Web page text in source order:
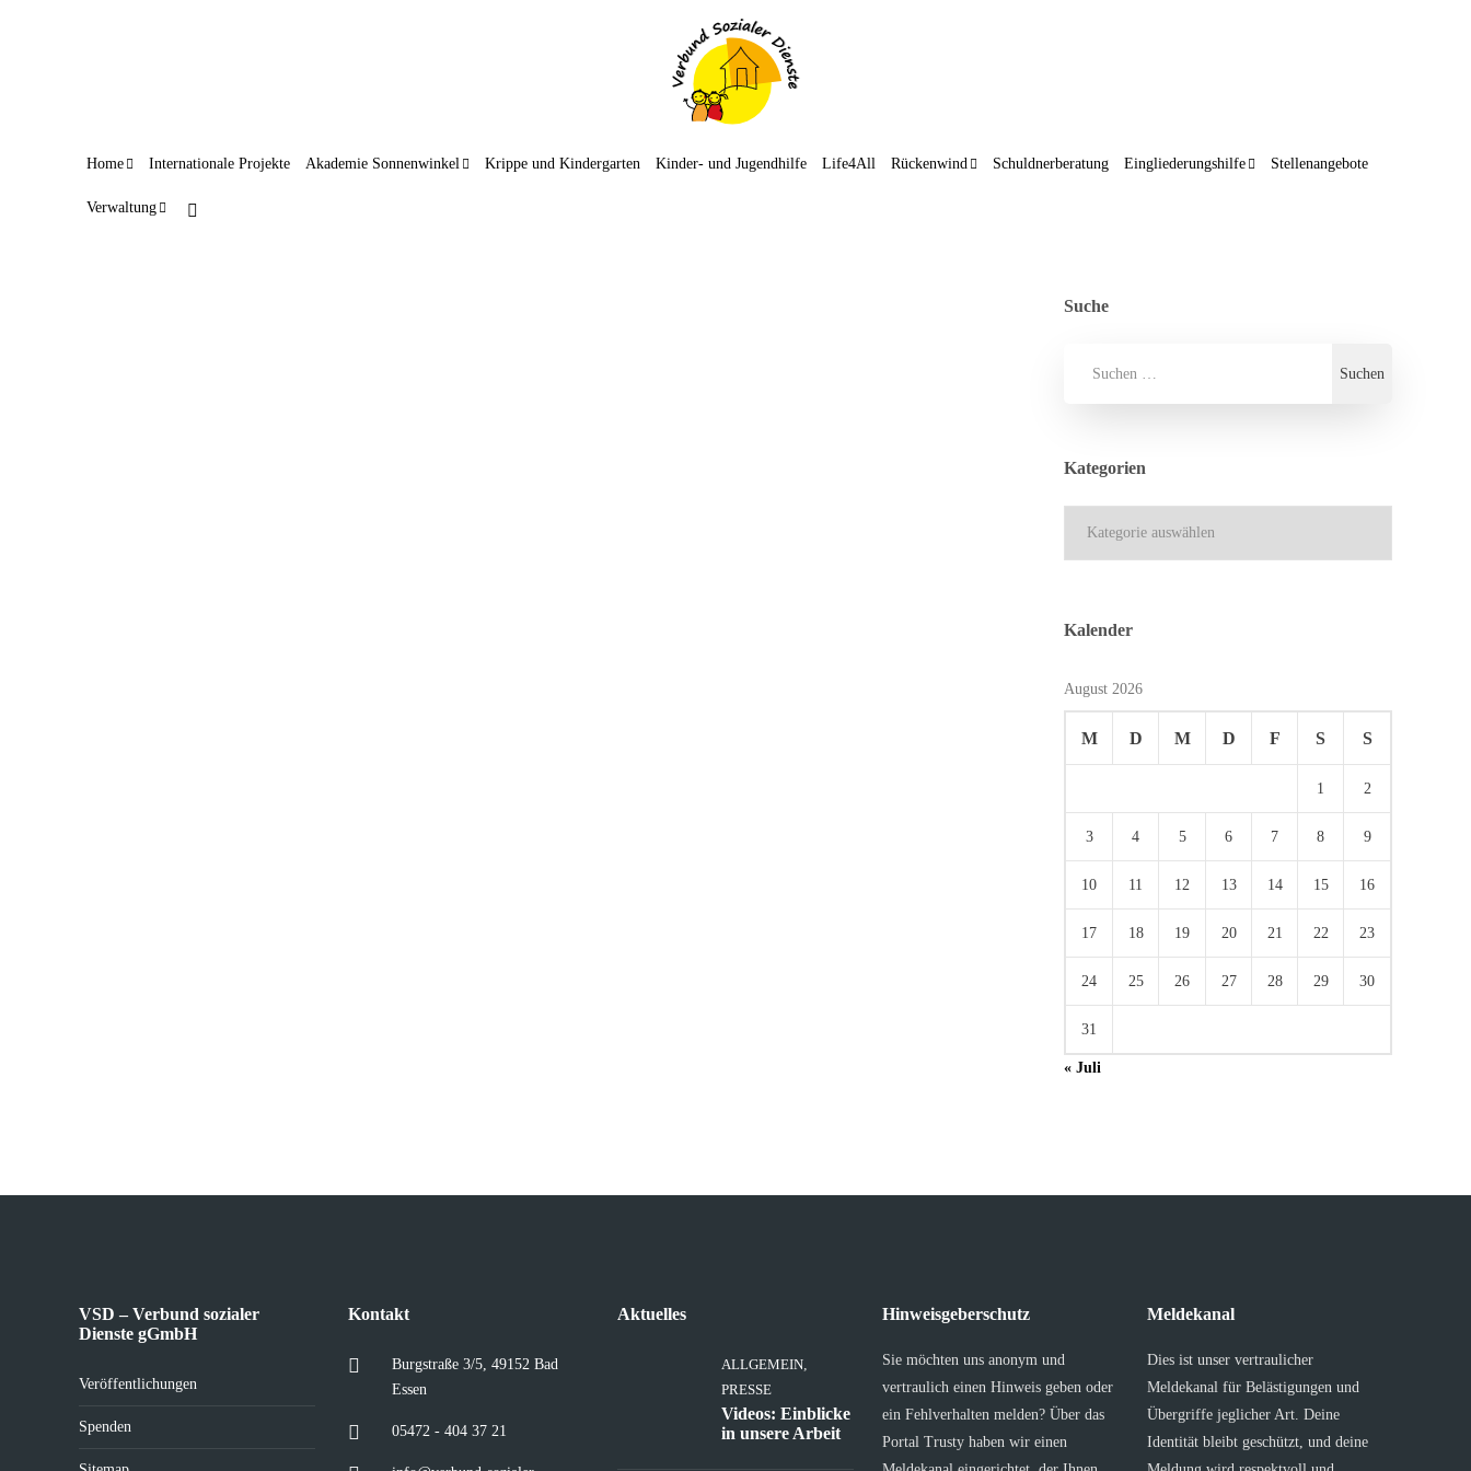
Home Internationale Projekte Akademie Sonnenwinkel Krippe und Kindergarten Kinder- und Jugendhilfe Life4All Rückenwind Schuldnerberatung Eingliederungshilfe Stellenangebote
Verwaltung
Suche
Kategorien
Kalender
August 2026
M D M D F S S
1 2
3 4 5 6 7 8 9
10 11 12 13 14 15 16
17 18 19 20 21 22 23
24 25 26 27 28 29 30
31
« Juli
VSD – Verbund sozialer
Dienste gGmbH
Veröffentlichungen
Spenden
Kontakt
Burgstraße 3/5, 49152 Bad
Essen
05472 - 404 37 21
Aktuelles
ALLGEMEIN,
PRESSE
Videos: Einblicke
in unsere Arbeit
Hinweisgeberschutz
Sie möchten uns anonym und
vertraulich einen Hinweis geben oder
ein Fehlverhalten melden? Über das
Portal Trusty haben wir einen
Meldekanal
Dies ist unser vertraulicher
Meldekanal für Belästigungen und
Übergriffe jeglicher Art. Deine
Identität bleibt geschützt, und deine